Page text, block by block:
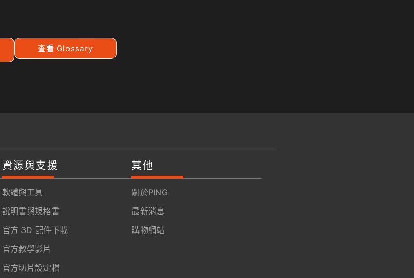
查看 Glossary
資源與支援
軟體與工具
說明書與規格書
官方 3D 配件下載
官方教學影片
官方切片設定檔
其他
關於PING
最新消息
購物網站